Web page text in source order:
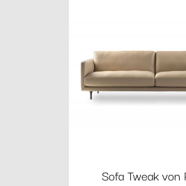
Sofa Tweak von